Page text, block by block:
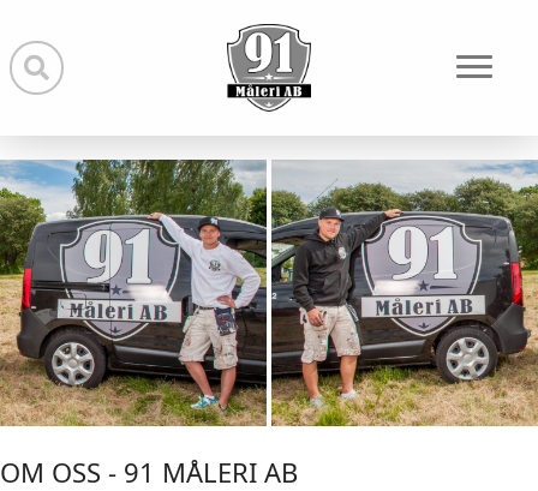
OM OSS - 91 MÅLERI AB